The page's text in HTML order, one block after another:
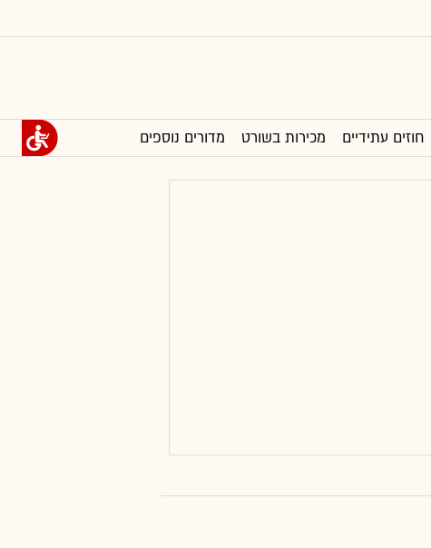
חוזים עתידיים מכירות בשורט מדורים נוספים